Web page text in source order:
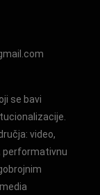
se bavi
video,
performativnu